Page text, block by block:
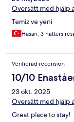
Översätt med hjälp
Temiz ve yeni
Hasan, 3 nätters
Verifierad recension
10/10
23 okt. 2025
Översätt med hjälp
Great place to stay!